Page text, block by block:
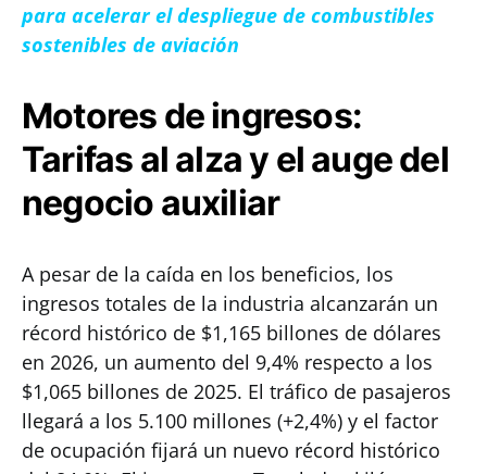
para acelerar el despliegue de combustibles
sostenibles de aviación
Motores de ingresos:
Tarifas al alza y el auge del
negocio auxiliar
A pesar de la caída en los beneficios, los
ingresos totales de la industria alcanzarán un
récord histórico de $1,165 billones de dólares
en 2026, un aumento del 9,4% respecto a los
$1,065 billones de 2025. El tráfico de pasajeros
llegará a los 5.100 millones (+2,4%) y el factor
de ocupación fijará un nuevo récord histórico